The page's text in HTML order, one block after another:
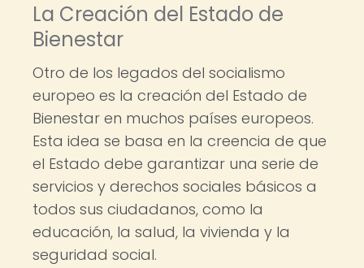
La Creación del Estado de
Bienestar
Otro de los legados del socialismo
europeo es la creación del Estado de
Bienestar en muchos países europeos.
Esta idea se basa en la creencia de que
el Estado debe garantizar una serie de
servicios y derechos sociales básicos a
todos sus ciudadanos, como la
educación, la salud, la vivienda y la
seguridad social.